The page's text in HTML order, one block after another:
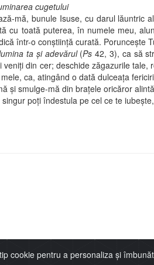
cugetului
bunule Isuse, cu darul lăuntric al
cu toată puterea, în numele meu,
într-o conştiinţă curată. Porunceşte
ta şi adevărul(Ps42, 3), ca să
veniţi din cer; deschide zăgazurile
ca, atingând o dată dulceaţa
mă din braţele oricăror alintări
poţi îndestula pe cel ce te
cookie pentru a personaliza și